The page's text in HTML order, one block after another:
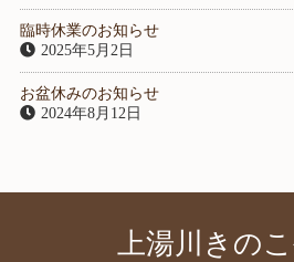
臨時休業のお知らせ
2025年5月2日
お盆休みのお知らせ
2024年8月12日
上湯川きの